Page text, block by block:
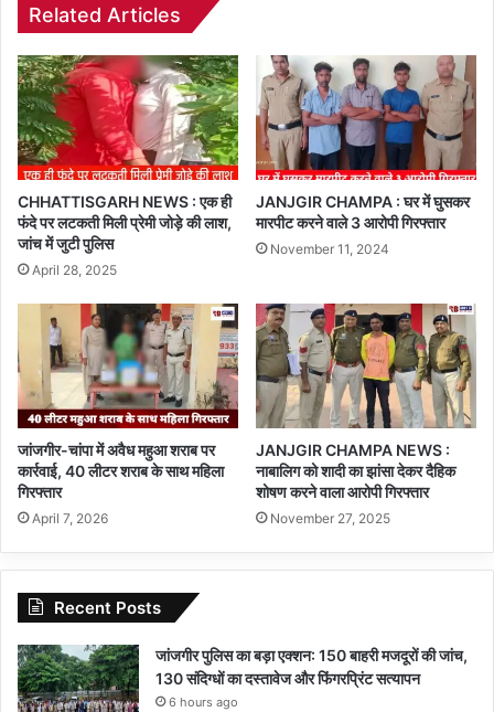
Related Articles
CHHATTISGARH NEWS : एक ही
फंदे पर लटकती मिली प्रेमी जोड़े की लाश,
जांच में जुटी पुलिस
April 28, 2025
JANJGIR CHAMPA : घर में घुसकर
मारपीट करने वाले 3 आरोपी गिरफ्तार
November 11, 2024
जांजगीर-चांपा में अवैध महुआ शराब पर
कार्रवाई, 40 लीटर शराब के साथ महिला
गिरफ्तार
April 7, 2026
JANJGIR CHAMPA NEWS :
नाबालिग को शादी का झांसा देकर दैहिक
शोषण करने वाला आरोपी गिरफ्तार
November 27, 2025
Recent Posts
जांजगीर पुलिस का बड़ा एक्शन: 150 बाहरी मजदूरों की जांच,
130 संदिग्धों का दस्तावेज और फिंगरप्रिंट सत्यापन
6 hours ago